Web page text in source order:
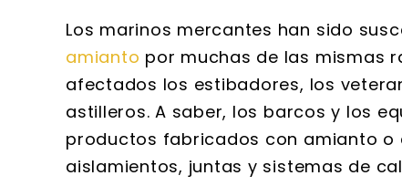
Los marinos mercantes han sido
amianto por muchas de las mismas
afectados los estibadores, los
astilleros. A saber, los barcos y los
productos fabricados con amianto o
aislamientos, juntas y sistemas de